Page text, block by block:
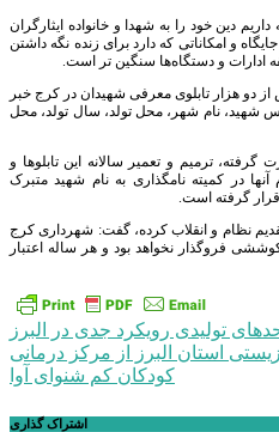
دین خود را به شهدا و خانواده ایثارگران
و امکاناتی که دارد برای زنده نگه داشتن
ادارات و دستگاه‌ها سنگین تر است.
دو هزار تابلوی معرفی شهیدان در کرج خبر
شهید، نام شهر، محل تولد، سال تولد، محل
گرفته، ترمیم و تعمیر سالانه این تابلوها و
در کمیته نامگذاری به نام شهید متبرک
گرفته است.
نظام و انقلاب کرده، گفت: شهرداری کرج
فروگذار نخواهد بود و هر ساله اعتبار
راهبری
نوشته
تولیدی رویکرد جدی در البرز
استان البرز از مرکز درمانی
کودکان کم شنوای آوا
اشتراک گذاری